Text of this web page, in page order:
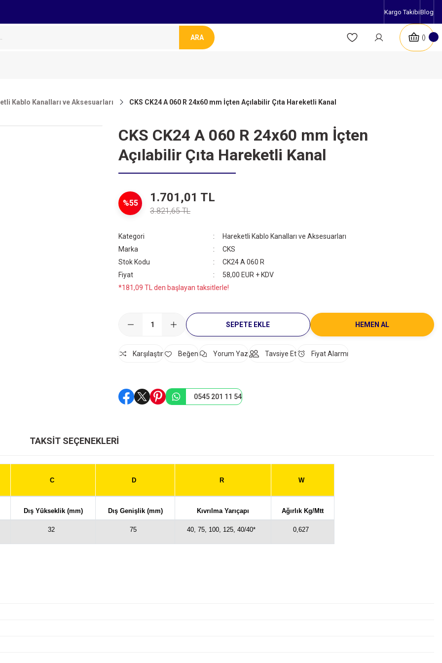
Kargo TakibiBlog
ARA
Kablo Kanalları ve Aksesuarları CKS CK24 A 060 R 24x60 mm İçten Açılabilir Çıta Hareketli Kanal
CKS CK24 A 060 R 24x60 mm İçten
Açılabilir Çıta Hareketli Kanal
%55 1.701,01 TL
3.821,65 TL
Kategori
Hareketli Kablo Kanalları ve Aksesuarları
Marka
CKS
Stok Kodu
CK24 A 060 R
Fiyat
58,00 EUR + KDV
*181,09 TL den başlayan taksitlerle!
SEPETE EKLE HEMEN AL
Karşılaştır Yorum Yaz Tavsiye Et Fiyat Alarmı
0545 201 11 54
TAKSIT SEÇENEKLERI
C D R W
Dış Yükseklik (mm) Dış Genişlik (mm) Kıvrılma Yarıçapı Ağırlık Kg/Mtt
32 75 40, 75, 100, 125, 40/40* 0,627